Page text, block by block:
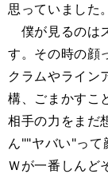
思っていました。
僕が見るのは
す。その時の顔
クラムやライン
構、ごまかすこ
相手の力をまだ
ん""ヤバい"って
Ｗが一番しんど